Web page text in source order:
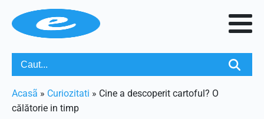
Acasã » Curiozitati » Cine a descoperit cartoful? O
călătorie in timp